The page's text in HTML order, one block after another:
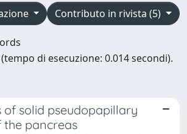
Contributo in rivista (5)
di esecuzione: 0.014 secondi).
of solid pseudopapillary
pancreas